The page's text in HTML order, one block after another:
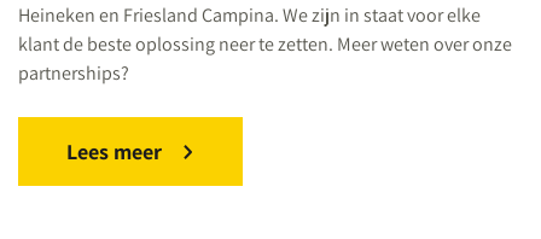
Heineken en Friesland Campina. We zijn in staat voor elke
klant de beste oplossing neer te zetten. Meer weten over onze
partnerships?
Lees meer